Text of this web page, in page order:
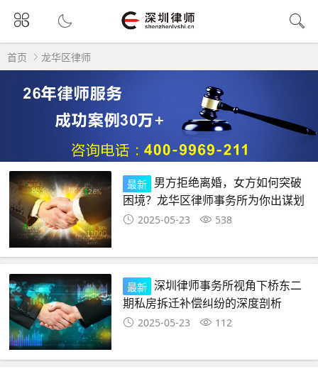
首页 龙华区律师
最新 男方拒绝离婚，女方如何突破
困境？龙华区律师事务所为你出谋划
策 2025-05-23 538
最新 深圳律师事务所视角下桥东二
期私房拆迁补偿纠纷的深度剖析
2025-05-23 112